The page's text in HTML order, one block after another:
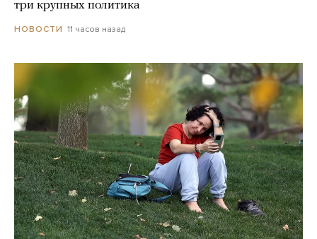
три крупных политика
НОВОСТИ 11 часов назад